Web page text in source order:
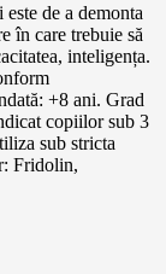
de a demonta
în care trebuie să
inteligența.
+8 ani. Grad
copiilor sub 3
sub stricta
Fridolin,